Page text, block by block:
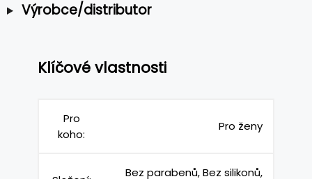
Výrobce/distributor
Klíčové vlastnosti
Pro
koho:
Pro ženy
Bez parabenů, Bez silikonů,